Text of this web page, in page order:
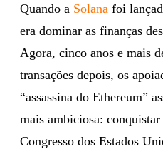
Quando a Solana foi
era dominar as finanças
Agora, cinco anos e mais
transações depois, os
“assassina do Ethereum”
mais ambiciosa:
Congresso dos Estados